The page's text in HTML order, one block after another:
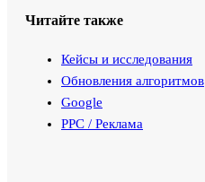
Читайте также
Кейсы и исследования
Обновления алгоритмов
Google
PPC / Реклама